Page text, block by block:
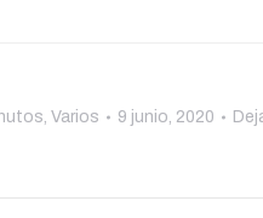
, Varios 9 junio, 2020